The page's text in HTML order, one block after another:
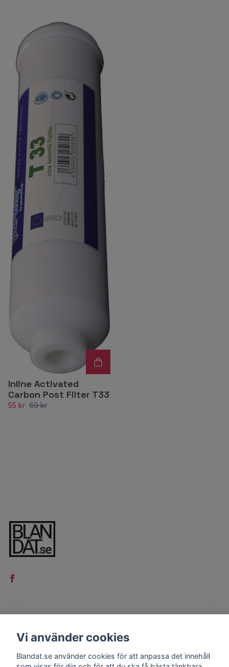
Inline Activated
Carbon Post Filter T33
55 kr 69 kr
Kontakt
Köpvillkor
Vi använder cookies
Blandat.se använder cookies för att anpassa det innehåll